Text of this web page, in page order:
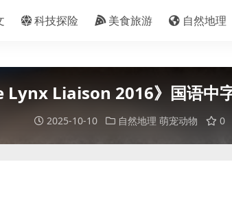
科技探险 美食旅游 自然地理
Lynx Liaison 2016》国语中
2025-10-10 自然地理 萌宠动物 0